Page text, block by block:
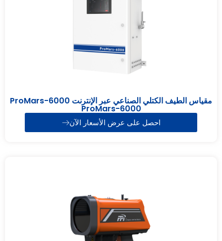
مقياس الطيف الكتلي الصناعي عبر الإنترنت ProMars-6000
ProMars-6000
احصل على عرض الأسعار الآن